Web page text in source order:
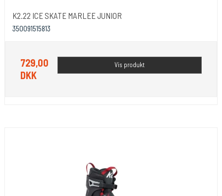
K2.22 ICE SKATE MARLEE JUNIOR
350091515813
729,00
DKK
Vis produkt